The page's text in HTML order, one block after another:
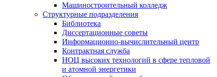
Машиностроительный колледж
Структурные подразделения
Библиотека
Диссертационные советы
Информационно-вычислительный центр
Контрактная служба
НОЦ высоких технологий в сфере тепловой
и атомной энергетики